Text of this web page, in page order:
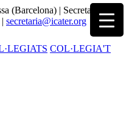
(Barcelona) | Secretaria 93
secretaria@icater.org
COL·LEGIA'T